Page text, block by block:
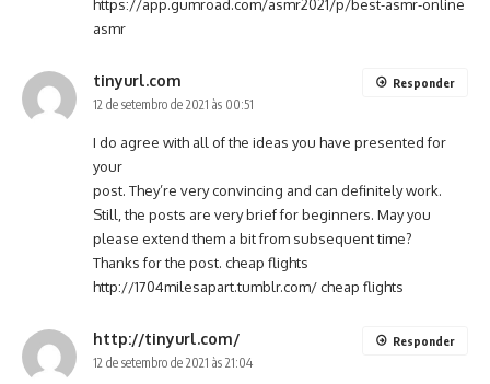
https://app.gumroad.com/asmr2021/p/best-asmr-online
asmr
tinyurl.com
12 de setembro de 2021 às 00:51
I do agree with all of the ideas you have presented for
your
post. They’re very convincing and can definitely work.
Still, the posts are very brief for beginners. May you
please extend them a bit from subsequent time?
Thanks for the post. cheap flights
http://1704milesapart.tumblr.com/ cheap flights
Responder
http://tinyurl.com/
12 de setembro de 2021 às 21:04
Responder